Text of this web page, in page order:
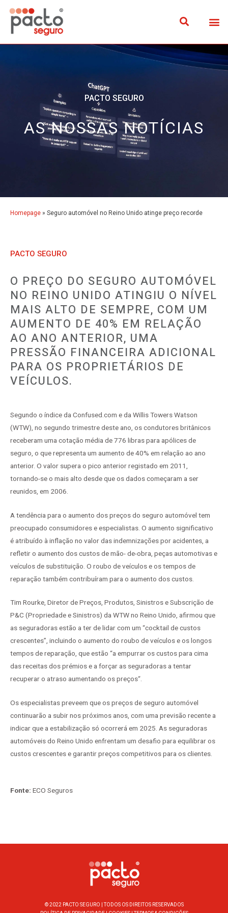
PACTO SEGURO
AS NOSSAS NOTÍCIAS
Homepage » Seguro automóvel no Reino Unido atinge preço recorde
PACTO SEGURO
O PREÇO DO SEGURO AUTOMÓVEL
NO REINO UNIDO ATINGIU O NÍVEL
MAIS ALTO DE SEMPRE, COM UM
AUMENTO DE 40% EM RELAÇÃO
AO ANO ANTERIOR, UMA
PRESSÃO FINANCEIRA ADICIONAL
PARA OS PROPRIETÁRIOS DE
VEÍCULOS.
Segundo o índice da Confused.com e da Willis Towers Watson
(WTW), no segundo trimestre deste ano, os condutores britânicos
receberam uma cotação média de 776 libras para apólices de
seguro, o que representa um aumento de 40% em relação ao ano
anterior. O valor supera o pico anterior registado em 2011,
tornando-se o mais alto desde que os dados começaram a ser
reunidos, em 2006.
A tendência para o aumento dos preços do seguro automóvel tem
preocupado consumidores e especialistas. O aumento significativo
é atribuído à inflação no valor das indemnizações por acidentes, a
refletir o aumento dos custos de mão- de-obra, peças automotivas e
veículos de substituição. O roubo de veículos e os tempos de
reparação também contribuíram para o aumento dos custos.
Tim Rourke, Diretor de Preços, Produtos, Sinistros e Subscrição de
P&C (Propriedade e Sinistros) da WTW no Reino Unido, afirmou que
as seguradoras estão a ter de lidar com um “cocktail de custos
crescentes”, incluindo o aumento do roubo de veículos e os longos
tempos de reparação, que estão “a empurrar os custos para cima
das receitas dos prémios e a forçar as seguradoras a tentar
recuperar o atraso aumentando os preços“.
Os especialistas preveem que os preços de seguro automóvel
continuarão a subir nos próximos anos, com uma previsão recente a
indicar que a estabilização só ocorrerá em 2025. As seguradoras
automóveis do Reino Unido enfrentam um desafio para equilibrar os
custos crescentes e garantir preços competitivos para os clientes.
Fonte: ECO Seguros
© 2022 PACTO SEGURO | TODOS OS DIREITOS RESERVADOS